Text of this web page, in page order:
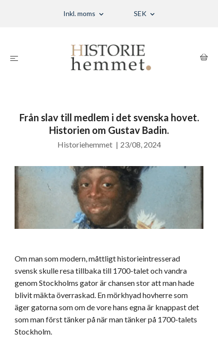
Inkl. moms SEK
Från slav till medlem i det svenska hovet.
Historien om Gustav Badin.
Historiehemmet | 23/08, 2024
Om man som modern, måttligt historieintresserad
svensk skulle resa tillbaka till 1700-talet och vandra
genom Stockholms gator är chansen stor att man hade
blivit mäkta överraskad. En mörkhyad hovherre som
äger gatorna som om de vore hans egna är knappast det
som man först tänker på när man tänker på 1700-talets
Stockholm.